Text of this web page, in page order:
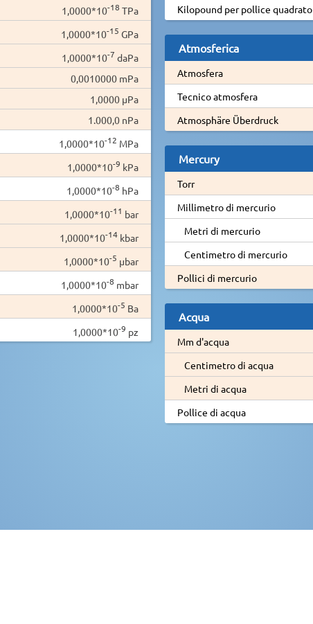
1,0000*10-18 TPa
1,0000*10-15 GPa
1,0000*10-7 daPa
0,0010000 mPa
1,0000 µPa
1.000,0 nPa
1,0000*10-12 MPa
1,0000*10-9 kPa
1,0000*10-8 hPa
1,0000*10-11 bar
1,0000*10-14 kbar
1,0000*10-5 µbar
1,0000*10-8 mbar
1,0000*10-5 Ba
1,0000*10-9 pz
Kilopound per pollice quadrato
Atmosferica
Atmosfera
Tecnico atmosfera
Atmosphäre Überdruck
Mercury
Torr
Millimetro di mercurio
Metri di mercurio
Centimetro di mercurio
Pollici di mercurio
Acqua
Mm d'acqua
Centimetro di acqua
Metri di acqua
Pollice di acqua